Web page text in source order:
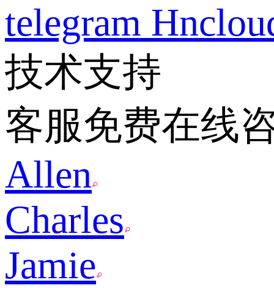
telegram
技术支持
客服免费在线
Allen
Charles
Jamie